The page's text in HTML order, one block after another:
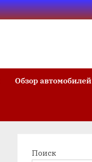
Обзор автомобилей
Поиск